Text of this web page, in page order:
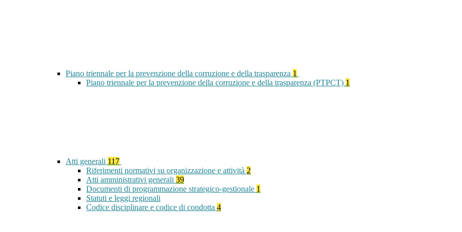
Piano triennale per la prevenzione della corruzione e della trasparenza 1
Piano triennale per la prevenzione della corruzione e della trasparenza (PTPCT) 1
Atti generali 117
Riferimenti normativi su organizzazione e attività 2
Atti amministrativi generali 39
Documenti di programmazione strategico-gestionale 1
Statuti e leggi regionali
Codice disciplinare e codice di condotta 4